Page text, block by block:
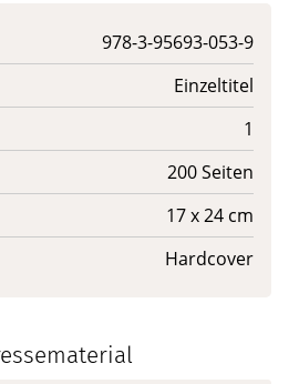
978-3-95693-053-9
Einzeltitel
1
200 Seiten
17 x 24 cm
Hardcover